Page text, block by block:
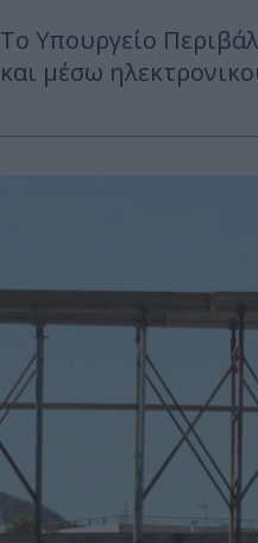
Το Υπουργείο
και μέσω